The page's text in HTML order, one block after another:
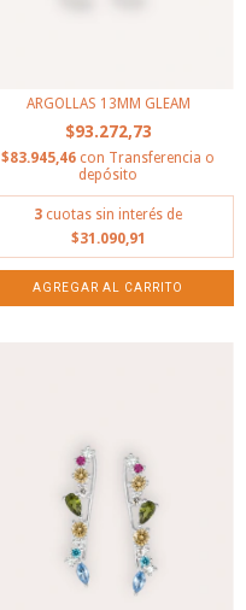
ARGOLLAS 13MM GLEAM
$93.272,73
$83.945,46 con Transferencia o
depósito
3 cuotas sin interés de
$31.090,91